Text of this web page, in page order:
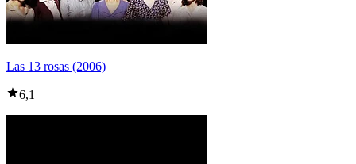
Las 13 rosas (2006)
6,1